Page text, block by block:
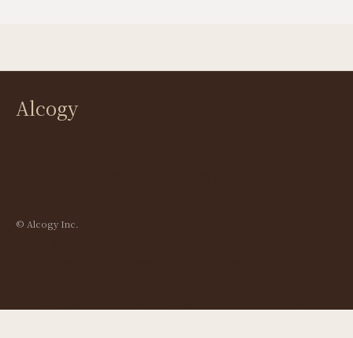
Alcogy
© Alcogy Inc.
システム開発
プロダクト一覧
Github